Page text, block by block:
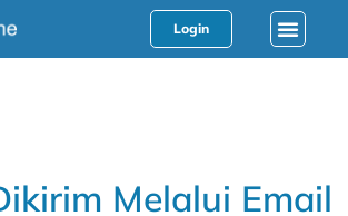
Login
Melalui Email